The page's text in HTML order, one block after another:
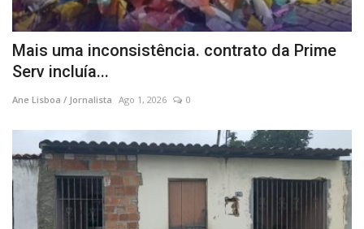
Prefeitura de Aracaju atualiza decreto que regulamenta a Reserva Extrativista das Mangabeiras
Prefeitura inaugura urbanização do calçadão da Avenida Augusto Franco e moradores aprovam novo espaço
Mais uma inconsistência. contrato da Prime
Serv incluía...
Ane Lisboa / Jornalista Ago 1, 2026 0